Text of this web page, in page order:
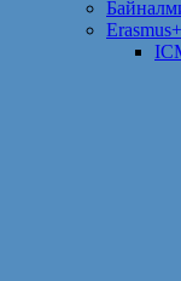
Erasmus+